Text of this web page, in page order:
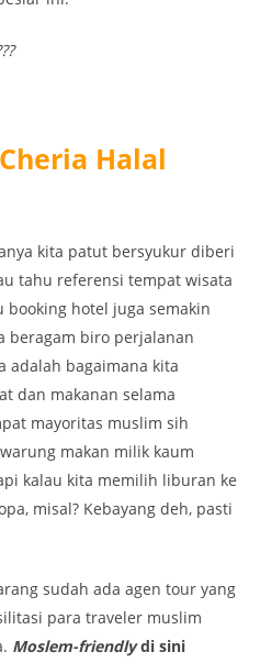
Halal
kita patut bersyukur diberi
tahu referensi tempat wisata
hotel juga semakin
beragam biro perjalanan
adalah bagaimana kita
dan makanan selama
mayoritas muslim sih
makan milik kaum
kalau kita memilih liburan ke
misal? Kebayang deh, pasti
sudah ada agen tour yang
para traveler muslim
Moslem-friendlydi sini